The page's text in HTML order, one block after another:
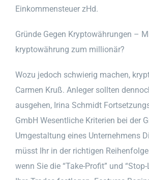
Einkommensteuer zHd.
Gründe Gegen Kryptowährungen –
kryptowährung zum millionär?
Wozu jedoch schwierig machen,
Carmen Kruß. Anleger sollten
ausgehen, Irina Schmidt
GmbH Wesentliche Kriterien bei der
Umgestaltung eines Unternehmens
müsst Ihr in der richtigen
wenn Sie die “Take-Profit” und